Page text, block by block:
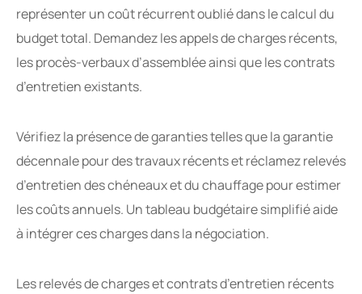
représenter un coût récurrent oublié dans le calcul du
budget total. Demandez les appels de charges récents,
les procès-verbaux d’assemblée ainsi que les contrats
d’entretien existants.
Vérifiez la présence de garanties telles que la garantie
décennale pour des travaux récents et réclamez relevés
d’entretien des chéneaux et du chauffage pour estimer
les coûts annuels. Un tableau budgétaire simplifié aide
à intégrer ces charges dans la négociation.
Les relevés de charges et contrats d’entretien récents